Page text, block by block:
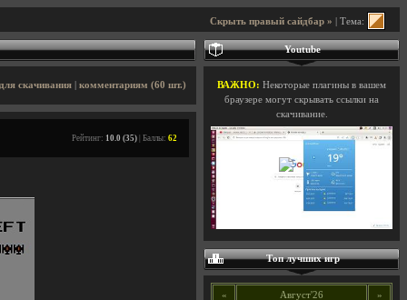
Скрыть правый сайдбар » | Тема:
скачивания комментариям (60 шт.)
Рейтинг: 10.0 (35) | Баллы: 62
Youtube
ВАЖНО: Некоторые плагины в вашем
браузере могут скрывать ссылки на
скачивание.
Топ лучших игр
« Август'26 »